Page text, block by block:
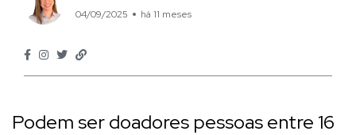
04/09/2025 há 11 meses
Podem ser doadores pessoas entre 16